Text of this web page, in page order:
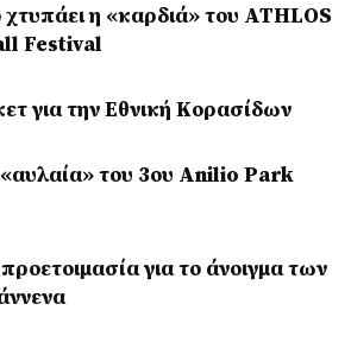
η «καρδιά» του ATHLOS
Festival
για την Εθνική Κορασίδων
του 3ου Anilio Park
για το άνοιγμα των